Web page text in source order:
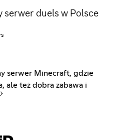
serwer duels w Polsce
serwer Minecraft, gdzie
ale też dobra zabawa i